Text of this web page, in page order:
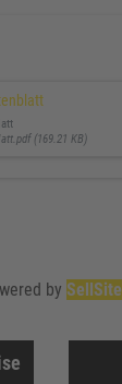
(169.21 KB)
by SellSite